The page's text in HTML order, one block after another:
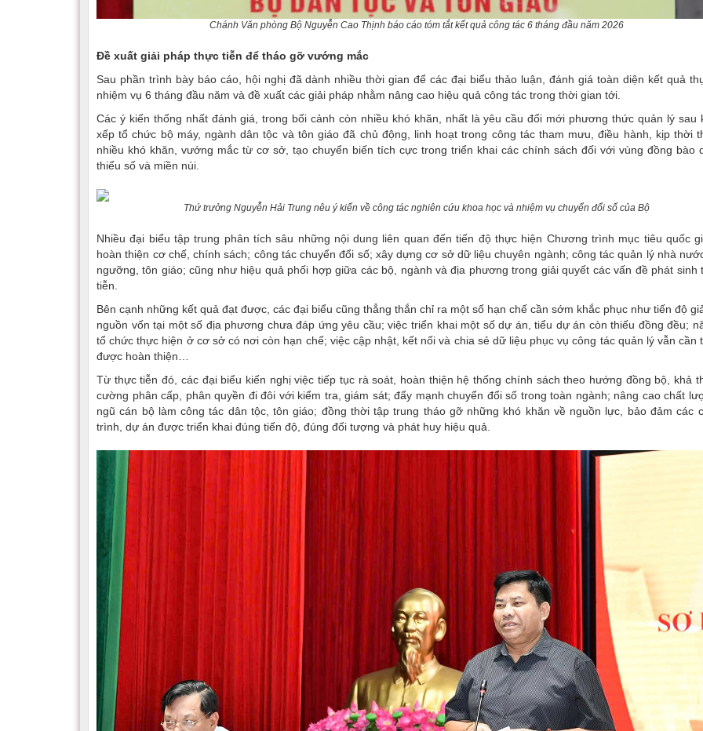
Chánh Văn phòng Bộ Nguyễn Cao Thịnh báo cáo tóm tắt kết quả công tác 6 tháng đầu năm 2026
Đề xuất giải pháp thực tiễn để tháo gỡ vướng mắc
Sau phần trình bày báo cáo, hội nghị đã dành nhiều thời gian để các đại biểu thảo luận, đánh giá toàn diện kết quả
nhiệm vụ 6 tháng đầu năm và đề xuất các giải pháp nhằm nâng cao hiệu quả công tác trong thời gian tới.
Các ý kiến thống nhất đánh giá, trong bối cảnh còn nhiều khó khăn, nhất là yêu cầu đổi mới phương thức quản lý sau
xếp tổ chức bộ máy, ngành dân tộc và tôn giáo đã chủ động, linh hoạt trong công tác tham mưu, điều hành, kịp thời
nhiều khó khăn, vướng mắc từ cơ sở, tạo chuyển biến tích cực trong triển khai các chính sách đối với vùng đồng bào
thiểu số và miền núi.
Thứ trưởng Nguyễn Hải Trung nêu ý kiến về công tác nghiên cứu khoa học và nhiệm vụ chuyển đổi số của Bộ
Nhiều đại biểu tập trung phân tích sâu những nội dung liên quan đến tiến độ thực hiện Chương trình mục tiêu quốc
hoàn thiện cơ chế, chính sách; công tác chuyển đổi số; xây dựng cơ sở dữ liệu chuyên ngành; công tác quản lý nhà
ngưỡng, tôn giáo; cũng như hiệu quả phối hợp giữa các bộ, ngành và địa phương trong giải quyết các vấn đề phát sinh
tiễn.
Bên cạnh những kết quả đạt được, các đại biểu cũng thẳng thắn chỉ ra một số hạn chế cần sớm khắc phục như tiến độ
nguồn vốn tại một số địa phương chưa đáp ứng yêu cầu; việc triển khai một số dự án, tiểu dự án còn thiếu đồng đều;
tổ chức thực hiện ở cơ sở có nơi còn hạn chế; việc cập nhật, kết nối và chia sẻ dữ liệu phục vụ công tác quản lý vẫn cần
được hoàn thiện…
Từ thực tiễn đó, các đại biểu kiến nghị việc tiếp tục rà soát, hoàn thiện hệ thống chính sách theo hướng đồng bộ, khả
cường phân cấp, phân quyền đi đôi với kiểm tra, giám sát; đẩy mạnh chuyển đổi số trong toàn ngành; nâng cao chất
ngũ cán bộ làm công tác dân tộc, tôn giáo; đồng thời tập trung tháo gỡ những khó khăn về nguồn lực, bảo đảm các
trình, dự án được triển khai đúng tiến độ, đúng đối tượng và phát huy hiệu quả.